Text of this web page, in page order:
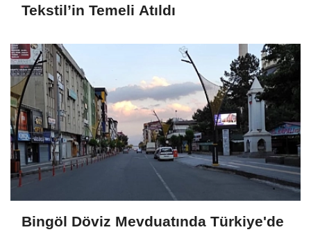
Tekstil’in Temeli Atıldı
Bingöl Döviz Mevduatında Türkiye'de